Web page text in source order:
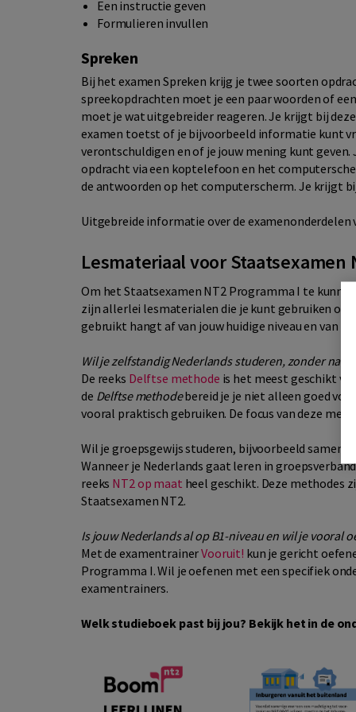
Een instructie geven
Formulieren invullen
Spreken
Bij het examen Spreken krijg je twee soorten
spreekopdrachten moet je een paar woorden of
moet je wat uitgebreider reageren. Je krijgt bij
examen toetst of je bijvoorbeeld informatie kunt
verontschuldigen en of je jouw mening kunt
opdracht via een koptelefoon en het
de antwoorden op het computerscherm. Je krijgt
Uitgebreide informatie over de examenonderdelen
Lesmateriaal voor Staatsexamen
Om het Staatsexamen NT2 Programma I te
zijn allerlei lesmaterialen die je kunt gebruiken om
gebruikt hangt af van jouw huidige niveau en van
Wil je zelfstandig Nederlands studeren, zonder naar
De reeks Delftse methode is het meest geschikt
de Delftse methodebereid je je niet alleen goed
vooral praktisch gebruiken. De focus van deze
Wil je groepsgewijs studeren, bijvoorbeeld samen
Wanneer je Nederlands gaat leren in
reeks NT2 op maat heel geschikt. Deze methodes
Staatsexamen NT2.
Is jouw Nederlands al op B1-niveau en wil je vooral
Met de examentrainerVooruit! kun je gericht
Programma I. Wil je oefenen met een specifiek
examentrainers.
Welk studieboek past bij jou? Bekijk het in de